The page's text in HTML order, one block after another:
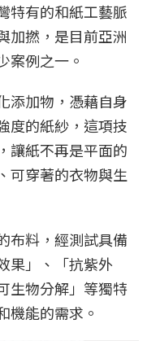
特有的和紙工藝脈
加撚，是目前亞洲
案例之一。
添加物，憑藉自身
度的紙紗，這項技
讓紙不再是平面的
可穿著的衣物與生
布料，經測試具備
果」、「抗紫外
生物分解」等獨特
機能的需求。